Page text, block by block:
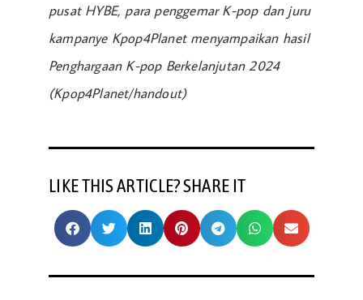
pusat HYBE, para penggemar K-pop dan juru
kampanye Kpop4Planet menyampaikan hasil
Penghargaan K-pop Berkelanjutan 2024
(Kpop4Planet/handout)
LIKE THIS ARTICLE? SHARE IT